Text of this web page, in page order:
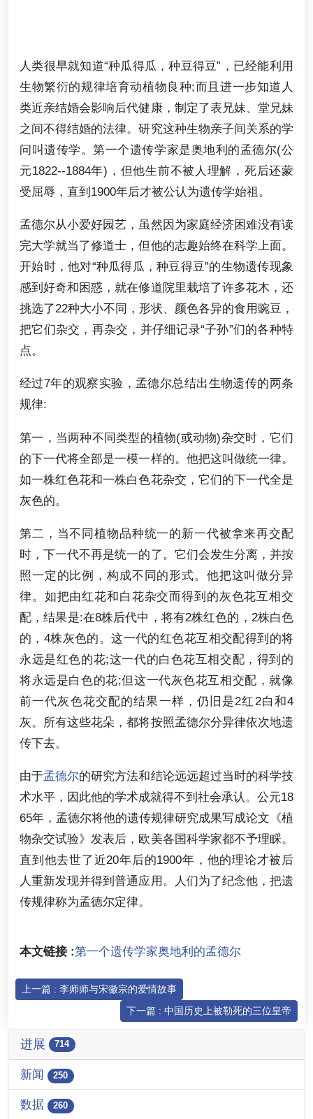
人类很早就知道“种瓜得瓜，种豆得豆”，已经能利用
生物繁衍的规律培育动植物良种;而且进一步知道人
类近亲结婚会影响后代健康，制定了表兄妹、堂兄妹
之间不得结婚的法律。研究这种生物亲子间关系的学
问叫遗传学。第一个遗传学家是奥地利的孟德尔(公
元1822--1884年)，但他生前不被人理解，死后还蒙
受屈辱，直到1900年后才被公认为遗传学始祖。
孟德尔从小爱好园艺，虽然因为家庭经济困难没有读
完大学就当了修道士，但他的志趣始终在科学上面。
开始时，他对“种瓜得瓜，种豆得豆”的生物遗传现象
感到好奇和困惑，就在修道院里栽培了许多花木，还
挑选了22种大小不同，形状、颜色各异的食用豌豆，
把它们杂交，再杂交，并仔细记录“子孙”们的各种特
点。
经过7年的观察实验，孟德尔总结出生物遗传的两条
规律:
第一，当两种不同类型的植物(或动物)杂交时，它们
的下一代将全部是一模一样的。他把这叫做统一律。
如一株红色花和一株白色花杂交，它们的下一代全是
灰色的。
第二，当不同植物品种统一的新一代被拿来再交配
时，下一代不再是统一的了。它们会发生分离，并按
照一定的比例，构成不同的形式。他把这叫做分异
律。如把由红花和白花杂交而得到的灰色花互相交
配，结果是:在8株后代中，将有2株红色的，2株白色
的，4株灰色的。这一代的红色花互相交配得到的将
永远是红色的花;这一代的白色花互相交配，得到的
将永远是白色的花;但这一代灰色花互相交配，就像
前一代灰色花交配的结果一样，仍旧是2红2白和4
灰。所有这些花朵，都将按照孟德尔分异律依次地遗
传下去。
由于孟德尔的研究方法和结论远远超过当时的科学技
术水平，因此他的学术成就得不到社会承认。公元18
65年，孟德尔将他的遗传规律研究成果写成论文《植
物杂交试验》发表后，欧美各国科学家都不予理睬。
直到他去世了近20年后的1900年，他的理论才被后
人重新发现并得到普通应用。人们为了纪念他，把遗
传规律称为孟德尔定律。
本文链接 :第一个遗传学家奥地利的孟德尔
上一篇 : 李师师与宋徽宗的爱情故事
下一篇 : 中国历史上被勒死的三位皇帝
进展 714
新闻 250
数据 260